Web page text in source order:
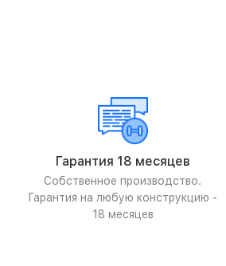
Гарантия 18 месяцев
Собственное производство.
Гарантия на любую конструкцию -
18 месяцев